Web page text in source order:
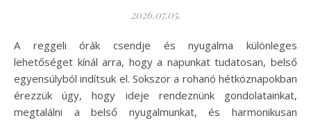
2026.07.05.
A reggeli órák csendje és nyugalma különleges
lehetőséget kínál arra, hogy a napunkat tudatosan, belső
egyensúlyból indítsuk el. Sokszor a rohanó hétköznapokban
érezzük úgy, hogy ideje rendeznünk gondolatainkat,
megtalálni a belső nyugalmunkat, és harmonikusan